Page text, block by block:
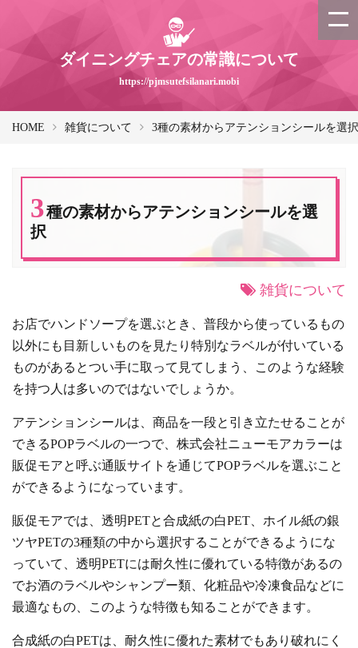
ダイニングチェアの常識について
https://pjmsutefsilanari.mobi
HOME 雑貨について 3種の素材からアテンションシールを選択
3種の素材からアテンションシールを選
択
雑貨について
お店でハンドソープを選ぶとき、普段から使っているもの
以外にも目新しいものを見たり特別なラベルが付いている
ものがあるとつい手に取って見てしまう、このような経験
を持つ人は多いのではないでしょうか。
アテンションシールは、商品を一段と引き立たせることが
できるPOPラベルの一つで、株式会社ニューモアカラーは
販促モアと呼ぶ通販サイトを通じてPOPラベルを選ぶこと
ができるようになっています。
販促モアでは、透明PETと合成紙の白PET、ホイル紙の銀
ツヤPETの3種類の中から選択することができるようにな
っていて、透明PETには耐久性に優れている特徴があるの
でお酒のラベルやシャンプー類、化粧品や冷凍食品などに
最適なもの、このような特徴も知ることができます。
合成紙の白PETは、耐久性に優れた素材でもあり破れにく